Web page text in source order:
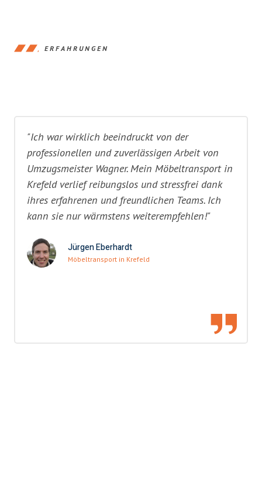
ERFAHRUNGEN
"Ich war wirklich beeindruckt von der
professionellen und zuverlässigen Arbeit von
Umzugsmeister Wagner. Mein Möbeltransport in
Krefeld verlief reibungslos und stressfrei dank
ihres erfahrenen und freundlichen Teams. Ich
kann sie nur wärmstens weiterempfehlen!"
Jürgen Eberhardt
Möbeltransport in Krefeld